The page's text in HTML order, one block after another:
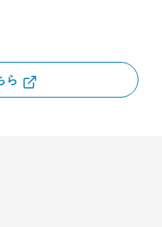
ら